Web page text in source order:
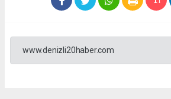
www.denizli20haber.com